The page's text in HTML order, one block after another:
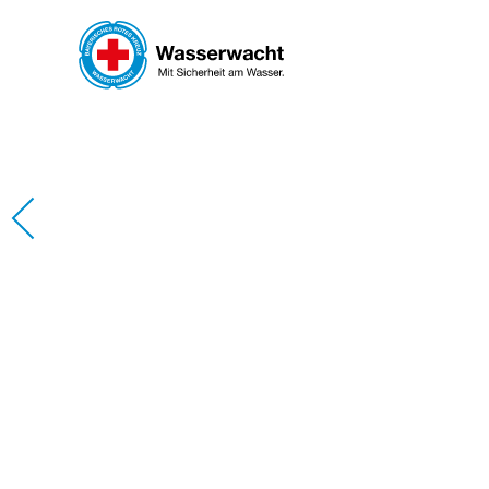
Skip to main content